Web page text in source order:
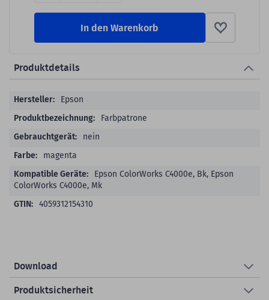
In den Warenkorb
Produktdetails
ProduktdetailsEpson
Farbpatrone
nein
magenta
Epson ColorWorks C4000e, Bk, Epson
ColorWorks C4000e, Mk
4059312154310
Download
Produktsicherheit